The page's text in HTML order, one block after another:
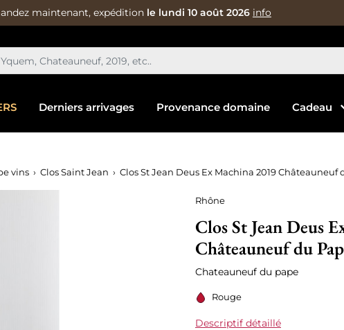
maintenant, expédition le lundi 10 août 2026 info
Derniers arrivages Provenance domaine Cadeau
vins Clos Saint Jean Clos St Jean Deus Ex Machina 2019 Châteauneuf
Rhône
Clos St Jean Deus
Châteauneuf du
Chateauneuf du pape
Rouge
Descriptif détaillé